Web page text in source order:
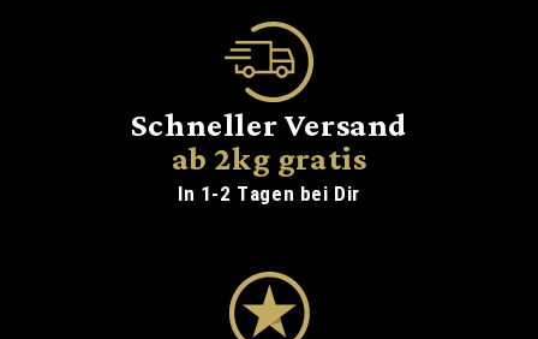
Schneller Versand
ab 2kg gratis
In 1-2 Tagen bei Dir